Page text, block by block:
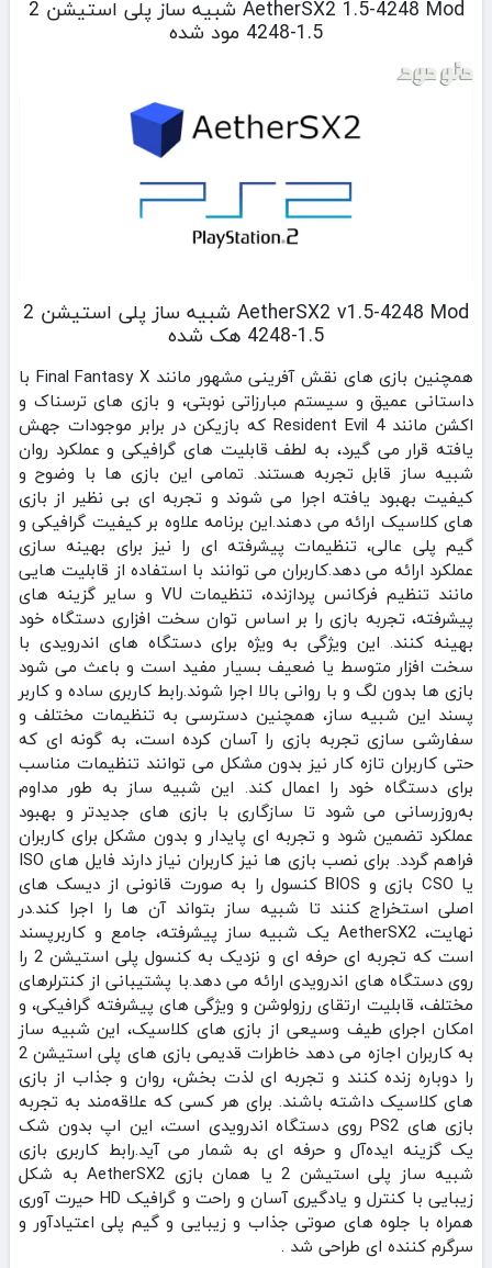
AetherSX2 1.5-4248 Mod شبیه ساز پلی استیشن 2
1.5-4248 مود شده
AetherSX2 v1.5-4248 Mod شبیه ساز پلی استیشن 2
1.5-4248 هک شده
همچنین بازی‌ های نقش‌ آفرینی مشهور مانند Final Fantasy X با
داستانی عمیق و سیستم مبارزاتی نوبتی، و بازی‌ های ترسناک و
اکشن مانند Resident Evil 4 که بازیکن در برابر موجودات جهش‌
یافته قرار می‌ گیرد، به لطف قابلیت‌ های گرافیکی و عملکرد روان
شبیه‌ ساز قابل تجربه هستند. تمامی این بازی‌ ها با وضوح و
کیفیت بهبود یافته اجرا می‌ شوند و تجربه‌ ای بی‌ نظیر از بازی‌
های کلاسیک ارائه می‌ دهند.این برنامه علاوه بر کیفیت گرافیکی و
گیم‌ پلی عالی، تنظیمات پیشرفته‌ ای را نیز برای بهینه‌ سازی
عملکرد ارائه می‌ دهد.کاربران می‌ توانند با استفاده از قابلیت‌ هایی
مانند تنظیم فرکانس پردازنده، تنظیمات VU و سایر گزینه‌ های
پیشرفته، تجربه بازی را بر اساس توان سخت‌ افزاری دستگاه خود
بهینه کنند. این ویژگی به ویژه برای دستگاه‌ های اندرویدی با
سخت‌ افزار متوسط یا ضعیف بسیار مفید است و باعث می‌ شود
بازی‌ ها بدون لگ و با روانی بالا اجرا شوند.رابط کاربری ساده و کاربر
پسند این شبیه‌ ساز، همچنین دسترسی به تنظیمات مختلف و
سفارشی‌ سازی تجربه بازی را آسان کرده است، به گونه‌ ای که
حتی کاربران تازه‌ کار نیز بدون مشکل می‌ توانند تنظیمات مناسب
برای دستگاه خود را اعمال کند. این شبیه‌ ساز به طور مداوم
به‌روزرسانی می‌ شود تا سازگاری با بازی‌ های جدیدتر و بهبود
عملکرد تضمین شود و تجربه‌ ای پایدار و بدون مشکل برای کاربران
فراهم گردد. برای نصب بازی‌ ها نیز کاربران نیاز دارند فایل‌ های ISO
یا CSO بازی و BIOS کنسول را به صورت قانونی از دیسک‌ های
اصلی استخراج کنند تا شبیه‌ ساز بتواند آن‌ ها را اجرا کند.در
نهایت، AetherSX2 یک شبیه‌ ساز پیشرفته، جامع و کاربرپسند
است که تجربه‌ ای حرفه‌ ای و نزدیک به کنسول پلی‌ استیشن 2 را
روی دستگاه‌ های اندرویدی ارائه می‌ دهد.با پشتیبانی از کنترلرهای
مختلف، قابلیت ارتقای رزولوشن و ویژگی‌ های پیشرفته گرافیکی، و
امکان اجرای طیف وسیعی از بازی‌ های کلاسیک، این شبیه‌ ساز
به کاربران اجازه می‌ دهد خاطرات قدیمی بازی‌ های پلی‌ استیشن 2
را دوباره زنده کنند و تجربه‌ ای لذت‌ بخش، روان و جذاب از بازی‌
های کلاسیک داشته باشند. برای هر کسی که علاقه‌مند به تجربه
بازی‌ های PS2 روی دستگاه اندرویدی است، این اپ بدون شک
یک گزینه ایده‌آل و حرفه‌ ای به شمار می‌ آید.رابط کاربری بازی
شبیه ساز پلی استیشن 2 یا همان بازی AetherSX2 به شکل
زیبایی با کنترل و یادگیری آسان و راحت و گرافیک HD حیرت آوری
همراه با جلوه های صوتی جذاب و زیبایی و گیم پلی اعتیادآور و
سرگرم کننده ای طراحی شد .